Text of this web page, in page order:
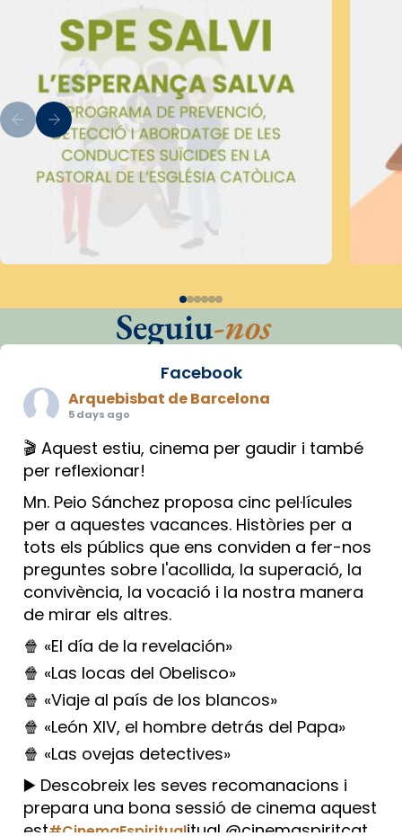
Seguiu-nos
Facebook
Arquebisbat de Barcelona
5 days ago
🎬 Aquest estiu, cinema per gaudir i també
per reflexionar!
Mn. Peio Sánchez proposa cinc pel·lícules
per a aquestes vacances. Històries per a
tots els públics que ens conviden a fer-nos
preguntes sobre l'acollida, la superació, la
convivència, la vocació i la nostra manera
de mirar els altres.
🍿 «El día de la revelación»
🍿 «Las locas del Obelisco»
🍿 «Viaje al país de los blancos»
🍿 «León XIV, el hombre detrás del Papa»
🍿 «Las ovejas detectives»
▶️ Descobreix les seves recomanacions i
prepara una bona sessió de cinema aquest
est#CinemaEspiritualitual @cinemaspiritcat